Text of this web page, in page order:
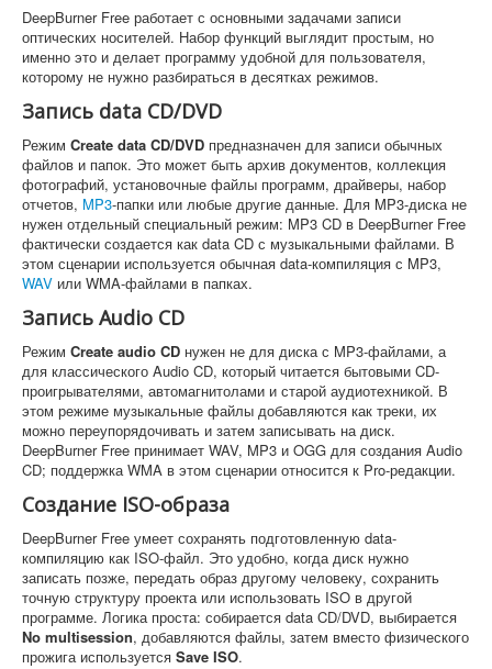
DeepBurner Free работает с основными задачами записи
оптических носителей. Набор функций выглядит простым, но
именно это и делает программу удобной для пользователя,
которому не нужно разбираться в десятках режимов.
Запись data CD/DVD
Режим Create data CD/DVD предназначен для записи обычных
файлов и папок. Это может быть архив документов, коллекция
фотографий, установочные файлы программ, драйверы, набор
отчетов, MP3-папки или любые другие данные. Для MP3-диска не
нужен отдельный специальный режим: MP3 CD в DeepBurner Free
фактически создается как data CD с музыкальными файлами. В
этом сценарии используется обычная data-компиляция с MP3,
WAV или WMA-файлами в папках.
Запись Audio CD
Режим Create audio CD нужен не для диска с MP3-файлами, а
для классического Audio CD, который читается бытовыми CD-
проигрывателями, автомагнитолами и старой аудиотехникой. В
этом режиме музыкальные файлы добавляются как треки, их
можно переупорядочивать и затем записывать на диск.
DeepBurner Free принимает WAV, MP3 и OGG для создания Audio
CD; поддержка WMA в этом сценарии относится к Pro-редакции.
Создание ISO-образа
DeepBurner Free умеет сохранять подготовленную data-
компиляцию как ISO-файл. Это удобно, когда диск нужно
записать позже, передать образ другому человеку, сохранить
точную структуру проекта или использовать ISO в другой
программе. Логика проста: собирается data CD/DVD, выбирается
No multisession, добавляются файлы, затем вместо физического
прожига используется Save ISO.